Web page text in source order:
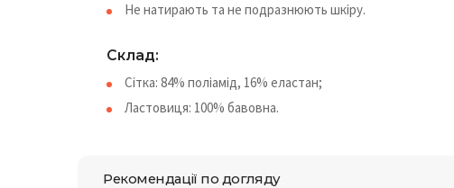
Не натирають та не подразнюють шкіру.
Склад:
Сітка: 84% поліамід, 16% еластан;
Ластовиця: 100% бавовна.
Рекомендації по догляду